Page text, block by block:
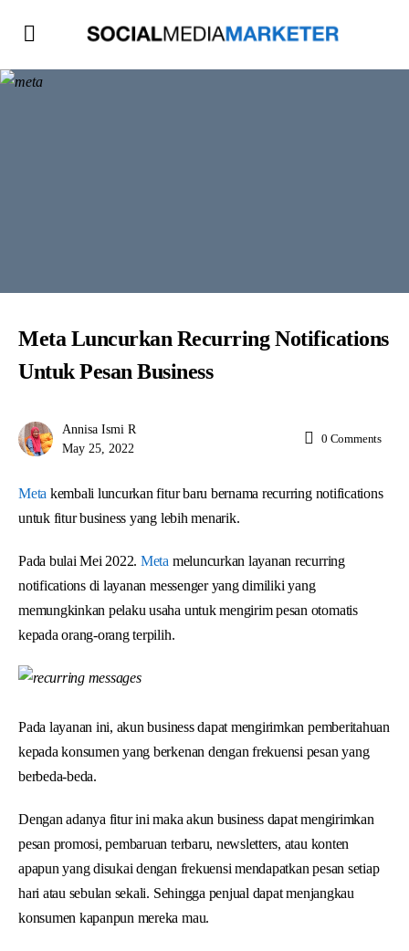
Meta Luncurkan Recurring Notifications
Untuk Pesan Business
Annisa Ismi R
May 25, 2022
0 Comments
Meta kembali luncurkan fitur baru bernama recurring notifications
untuk fitur business yang lebih menarik.
Pada bulai Mei 2022. Meta meluncurkan layanan recurring
notifications di layanan messenger yang dimiliki yang
memungkinkan pelaku usaha untuk mengirim pesan otomatis
kepada orang-orang terpilih.
Pada layanan ini, akun business dapat mengirimkan pemberitahuan
kepada konsumen yang berkenan dengan frekuensi pesan yang
berbeda-beda.
Dengan adanya fitur ini maka akun business dapat mengirimkan
pesan promosi, pembaruan terbaru, newsletters, atau konten
apapun yang disukai dengan frekuensi mendapatkan pesan setiap
hari atau sebulan sekali. Sehingga penjual dapat menjangkau
konsumen kapanpun mereka mau.